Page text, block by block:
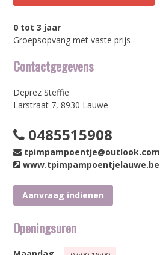
0 tot 3 jaar
Groepsopvang met vaste prijs
Contactgegevens
Deprez Steffie
Larstraat 7, 8930 Lauwe
0485515908
tpimpampoentje@outlook.com
www.tpimpampoentjelauwe.be
Aanvraag indienen
Openingsuren